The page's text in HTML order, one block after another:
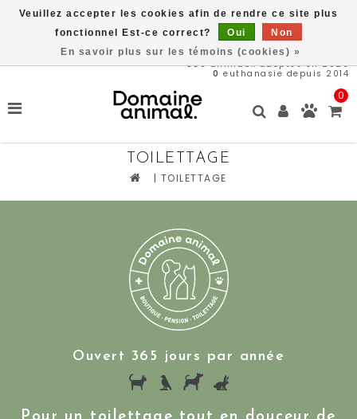
566animaux adoptés en 2026
0 euthanasie depuis 2014
0
TOILETTAGE
| TOILETTAGE
Ouvert 365 jours par année
Veuillez accepter les cookies afin de rendre ce site plus
fonctionnel Est-ce correct?
Oui
Non
En savoir plus sur les témoins (cookies) »
Une partie des bénéfices est remit directement au
Domaine Animal, ACHETEZ ICI, SAUVEZ DES VIES